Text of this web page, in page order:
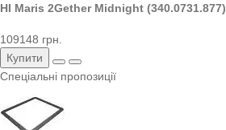
HI Maris 2Gether Midnight (340.0731.877)
109148 грн.
Купити
Спеціальні пропозиції